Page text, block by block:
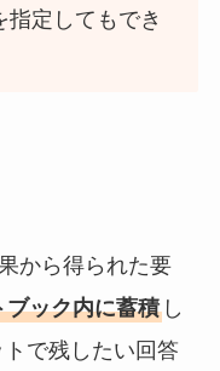
定してもでき
から得られた要
ブック内に蓄積し
で残したい回答